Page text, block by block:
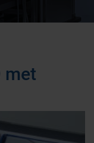
met